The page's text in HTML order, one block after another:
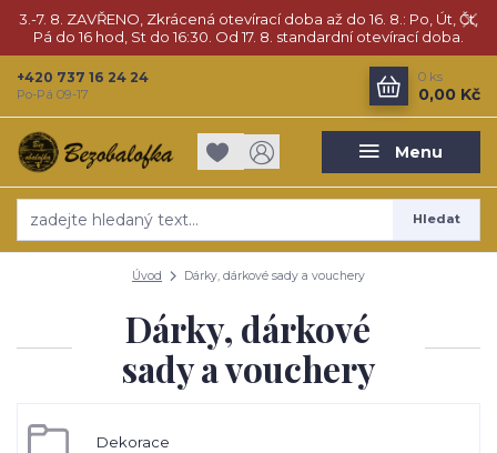
3.-7. 8. ZAVŘENO, Zkrácená otevírací doba až do 16. 8.: Po, Út, Čt,
Pá do 16 hod, St do 16:30. Od 17. 8. standardní otevírací doba.
Menu
Hledat
+420 737 16 24 24
Po-Pá 09-17
0 ks
0,00 Kč
Úvod Dárky, dárkové sady a vouchery
Dárky, dárkové
sady a vouchery
Dekorace